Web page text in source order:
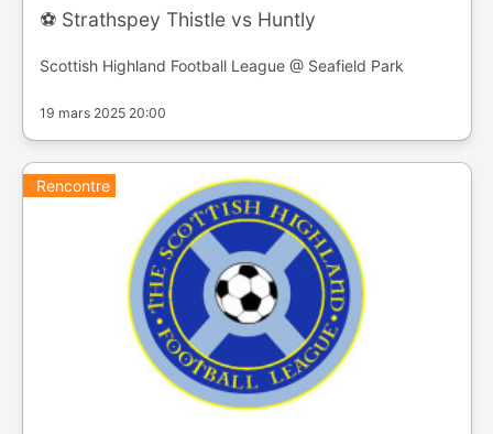
⚽️ Strathspey Thistle vs Huntly
Scottish Highland Football League @ Seafield Park
19 mars 2025 20:00
Rencontre